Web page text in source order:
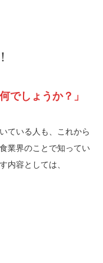
でしょうか？」
ている人も、これから
業界のことで知ってい
内容としては、